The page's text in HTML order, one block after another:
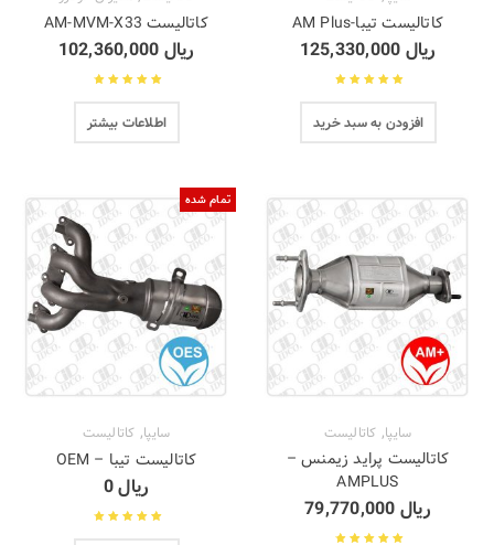
کاتالیست تیبا-AM Plus
ریال
5
افزودن به سبد خرید
کاتالیست AM-MVM-X33
ریال
5
اطلاعات بیشتر
سایپا, کاتالیست
کاتالیست پراید زیمنس –
AMPLUS
ریال
تمام شده
سایپا, کاتالیست
کاتالیست تیبا – OEM
ریال0